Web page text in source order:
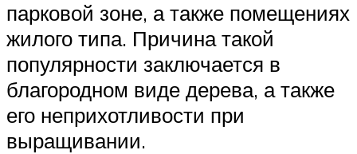
парковой зоне, а также помещениях
жилого типа. Причина такой
популярности заключается в
благородном виде дерева, а также
его неприхотливости при
выращивании.